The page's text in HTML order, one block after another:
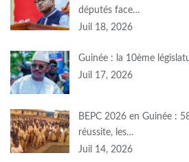
députés face…
Juil 18, 2026
Guinée : la 10ème
Juil 17, 2026
BEPC 2026 en Guinée :
réussite, les…
Juil 14, 2026